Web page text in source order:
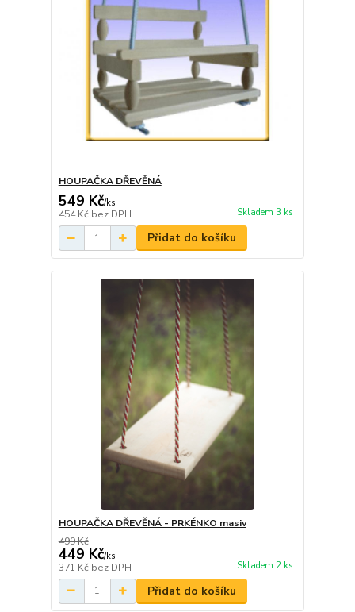
HOUPAČKA DŘEVĚNÁ
549 Kč/ks
454 Kč bez DPH Skladem 3 ks
Přidat do košíku
HOUPAČKA DŘEVĚNÁ - PRKÉNKO masiv
499 Kč
449 Kč/ks
371 Kč bez DPH Skladem 2 ks
Přidat do košíku